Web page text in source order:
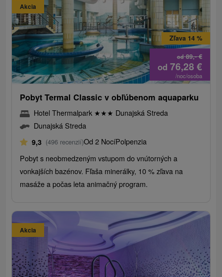
Akcia
od89,-€
Zľava 14 %
od 76,28 €
/noc/osoba
Pobyt Termal Classic v obľúbenom aquaparku
Hotel Thermalpark ★★★ Dunajská Streda
Dunajská Streda
9,3 (496 recenzií)Od 2 NocíPolpenzia
Pobyt s neobmedzeným vstupom do vnútorných a
vonkajších bazénov. Fľaša minerálky, 10 % zľava na
masáže a počas leta animačný program.
Akcia